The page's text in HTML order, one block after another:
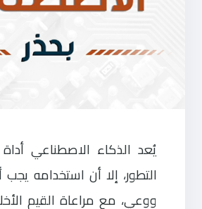
يُعد الذكاء الاصطناعي
التطور، إلا أن استخدامه
ووعي، مع مراعاة القيم